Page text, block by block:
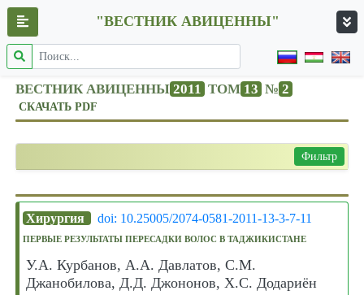
"ВЕСТНИК АВИЦЕННЫ"
ВЕСТНИК АВИЦЕННЫ 2011 ТОМ 13 № 2
СКАЧАТЬ PDF
Фильтр
Хирургия doi: 10.25005/2074-0581-2011-13-3-7-11
ПЕРВЫЕ РЕЗУЛЬТАТЫ ПЕРЕСАДКИ ВОЛОС В ТАДЖИКИСТАНЕ
У.А. Курбанов, А.А. Давлатов, С.М.
Джанобилова, Д.Д. Джононов, Х.С. Додариён